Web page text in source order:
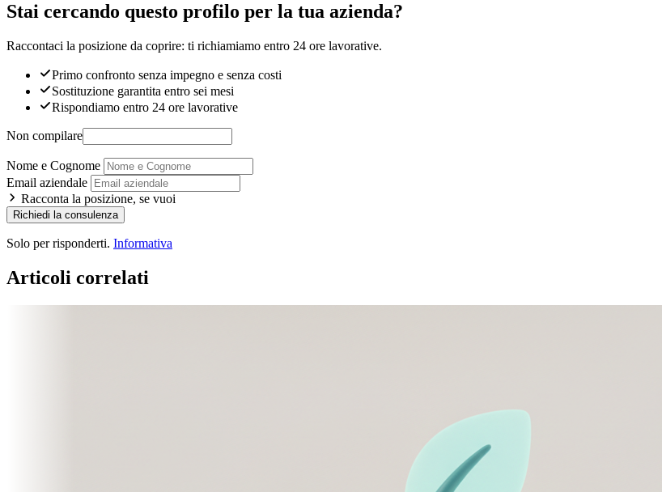
Stai cercando questo profilo per la tua azienda?
Raccontaci la posizione da coprire: ti richiamiamo entro 24 ore lavorative.
Primo confronto senza impegno e senza costi
Sostituzione garantita entro sei mesi
Rispondiamo entro 24 ore lavorative
Non compilare
Nome e Cognome
Email aziendale
Racconta la posizione, se vuoi
Richiedi la consulenza
Solo per risponderti. Informativa
Articoli correlati